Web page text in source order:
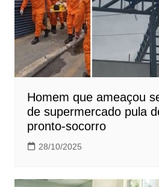
Homem que ameaçou
de supermercado pula
pronto-socorro
28/10/2025